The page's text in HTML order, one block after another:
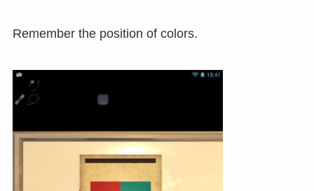
Remember the position of colors.